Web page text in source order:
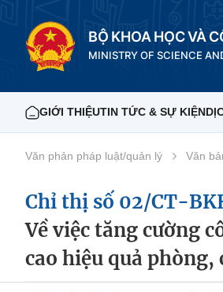
BỘ KHOA HỌC VÀ
MINISTRY OF SCIENCE
GIỚI THIỆUTIN TỨC & SỰ KIỆN
Văn phản pháp luật/quản lý Văn
Chỉ thị số 02/CT-
Về việc tăng cường
cao hiệu quả